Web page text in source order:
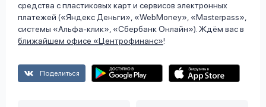
средства с пластиковых карт и сервисов электронных
платежей («Яндекс Деньги», «WebMoney», «Masterpass»,
системы «Альфа-клик», «Сбербанк Онлайн»). Ждём вас в
ближайшем офисе «Центрофинанс»!
Поделиться